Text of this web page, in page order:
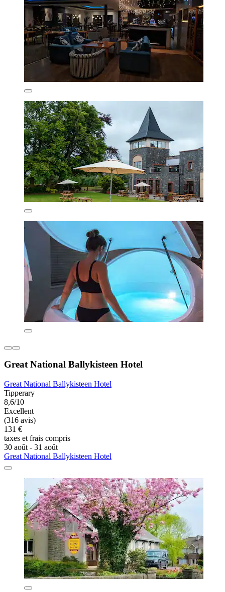
Great National Ballykisteen Hotel
Great National Ballykisteen Hotel
Tipperary
8,6/10
Excellent
(316 avis)
131 €
taxes et frais compris
30 août - 31 août
Great National Ballykisteen Hotel